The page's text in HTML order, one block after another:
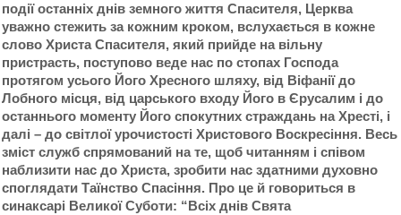
події останніх днів земного життя Спасителя, Церква
уважно стежить за кожним кроком, вслухається в кожне
слово Христа Спасителя, який прийде на вільну
пристрасть, поступово веде нас по стопах Господа
протягом усього Його Хресного шляху, від Віфанії до
Лобного місця, від царського входу Його в Єрусалим і до
останнього моменту Його спокутних страждань на Хресті, і
далі – до світлої урочистості Христового Воскресіння. Весь
зміст служб спрямований на те, щоб читанням і співом
наблизити нас до Христа, зробити нас здатними духовно
споглядати Таїнство Спасіння. Про це й говориться в
синаксарі Великої Суботи: “Всіх днів Свята